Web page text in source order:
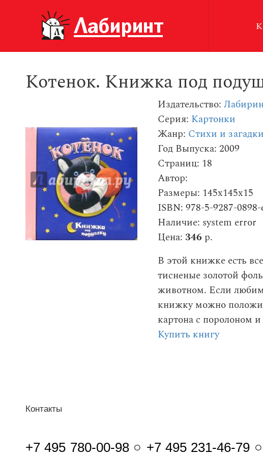
Котенок. Книжка под
Издательство:
Серия: Картонки
Жанр: Стихи и
Год Выпуска: 2009
Страниц: 18
Автор:
Размеры: 145x145x15
ISBN: 978-5-9287-0898-
Наличие: system error
Цена: 346 р.
В этой книжке есть
тисненые золотой
животном. Если
книжку можно
картона с поролоном
Купить книгу
Контакты
+7 495 780-00-98 ○ +7 495 231-46-79